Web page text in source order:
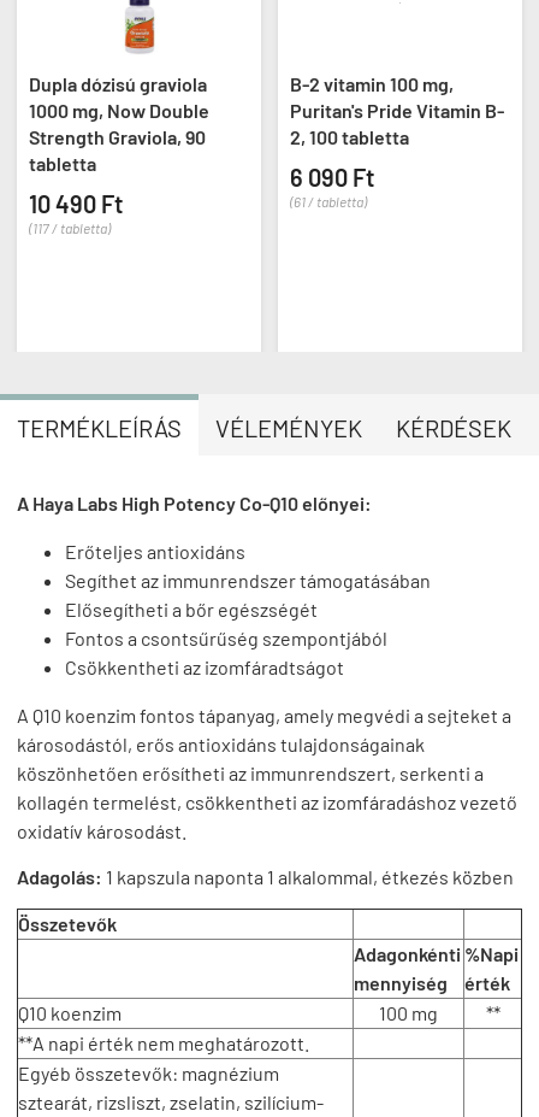
Dupla dózisú graviola
1000 mg, Now Double
Strength Graviola, 90
tabletta
10 490 Ft
(117 / tabletta)
B-2 vitamin 100 mg,
Puritan's Pride Vitamin B-
2, 100 tabletta
6 090 Ft
(61 / tabletta)
TERMÉKLEÍRÁS VÉLEMÉNYEK KÉRDÉSEK
A Haya Labs High Potency Co-Q10 előnyei:
Erőteljes antioxidáns
Segíthet az immunrendszer támogatásában
Elősegítheti a bőr egészségét
Fontos a csontsűrűség szempontjából
Csökkentheti az izomfáradtságot
A Q10 koenzim fontos tápanyag, amely megvédi a sejteket a
károsodástól, erős antioxidáns tulajdonságainak
köszönhetően erősítheti az immunrendszert, serkenti a
kollagén termelést, csökkentheti az izomfáradáshoz vezető
oxidatív károsodást.
Adagolás: 1 kapszula naponta 1 alkalommal, étkezés közben
Összetevők
Adagonkénti
mennyiség
%Napi
érték
Q10 koenzim
100 mg
**
**A napi érték nem meghatározott.
Egyéb összetevők: magnézium
sztearát, rizsliszt, zselatin, szilícium-